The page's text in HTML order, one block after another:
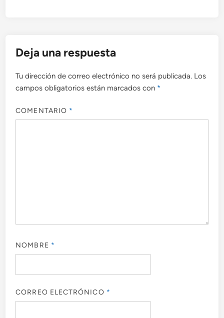
Deja una respuesta
Tu dirección de correo electrónico no será publicada. Los
campos obligatorios están marcados con *
COMENTARIO *
NOMBRE *
CORREO ELECTRÓNICO *